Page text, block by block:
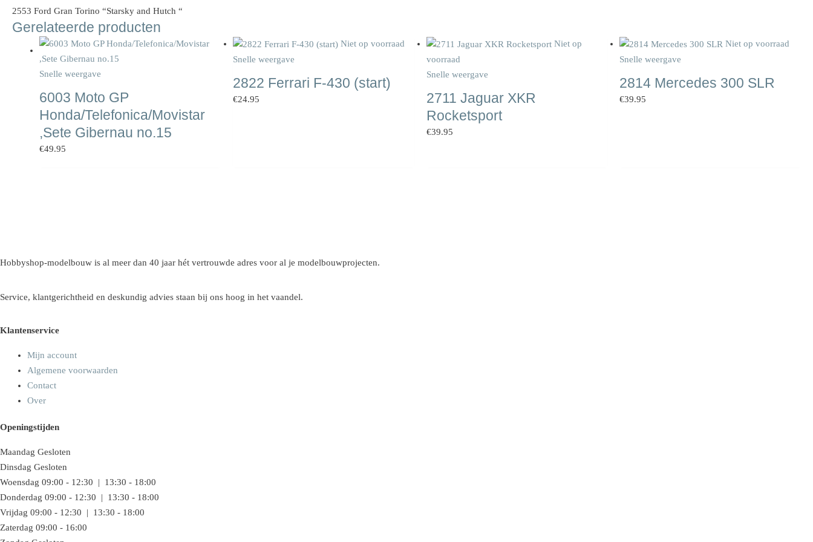
2553 Ford Gran Torino “Starsky and Hutch “
Gerelateerde producten
Snelle weergave
6003 Moto GP
Honda/Telefonica/Movistar
,Sete Gibernau no.15
€49.95
Niet op voorraad
Snelle weergave
2822 Ferrari F-430 (start)
€24.95
Niet op
voorraad
Snelle weergave
2711 Jaguar XKR
Rocketsport
€39.95
Niet op voorraad
Snelle weergave
2814 Mercedes 300 SLR
€39.95
Hobbyshop-modelbouw is al meer dan 40 jaar hét vertrouwde adres voor al je modelbouwprojecten.
Service, klantgerichtheid en deskundig advies staan bij ons hoog in het vaandel.
Klantenservice
Mijn account
Algemene voorwaarden
Contact
Over
Openingstijden
Maandag Gesloten
Dinsdag Gesloten
Woensdag 09:00 - 12:30 | 13:30 - 18:00
Donderdag 09:00 - 12:30 | 13:30 - 18:00
Vrijdag 09:00 - 12:30 | 13:30 - 18:00
Zaterdag 09:00 - 16:00